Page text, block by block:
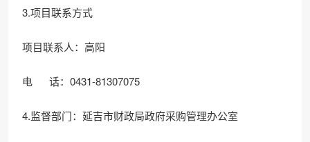
3.项目联系方式
项目联系人：高阳
电 话：0431-81307075
4.监督部门：延吉市财政局政府采购管理办公室